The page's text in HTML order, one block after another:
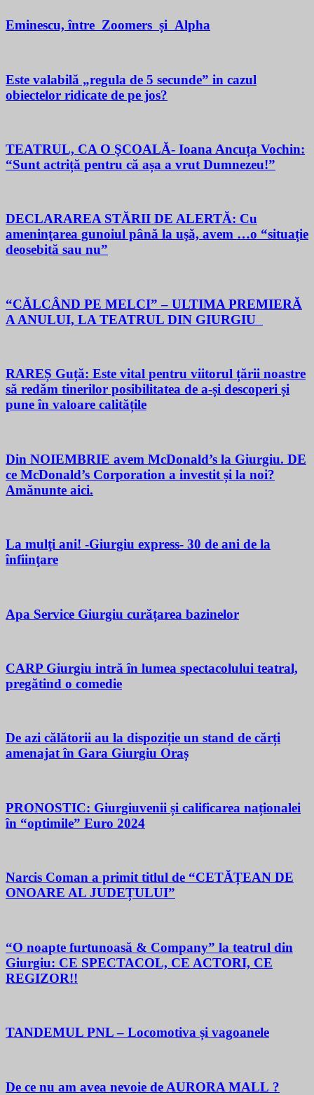
Eminescu, între Zoomers și Alpha
Este valabilă „regula de 5 secunde” in cazul
obiectelor ridicate de pe jos?
TEATRUL, CA O ŞCOALĂ- Ioana Ancuța Vochin:
“Sunt actriță pentru că așa a vrut Dumnezeu!”
DECLARAREA STĂRII DE ALERTĂ: Cu
ameninţarea gunoiul până la uşă, avem …o “situație
deosebită sau nu”
“CĂLCÂND PE MELCI” – ULTIMA PREMIERĂ
A ANULUI, LA TEATRUL DIN GIURGIU
RAREȘ Guță: Este vital pentru viitorul țării noastre
să redăm tinerilor posibilitatea de a-și descoperi și
pune în valoare calitățile
Din NOIEMBRIE avem McDonald’s la Giurgiu. DE
ce McDonald’s Corporation a investit și la noi?
Amănunte aici.
La mulţi ani! -Giurgiu express- 30 de ani de la
înfiinţare
Apa Service Giurgiu curățarea bazinelor
CARP Giurgiu intră în lumea spectacolului teatral,
pregătind o comedie
De azi călătorii au la dispoziție un stand de cărți
amenajat în Gara Giurgiu Oraș
PRONOSTIC: Giurgiuvenii și calificarea naționalei
în “optimile” Euro 2024
Narcis Coman a primit titlul de “CETĂȚEAN DE
ONOARE AL JUDEȚULUI”
“O noapte furtunoasă & Company” la teatrul din
Giurgiu: CE SPECTACOL, CE ACTORI, CE
REGIZOR!!
TANDEMUL PNL – Locomotiva și vagoanele
De ce nu am avea nevoie de AURORA MALL ?